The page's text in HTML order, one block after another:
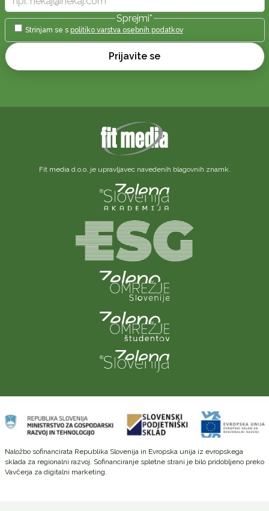
Sprejmi*
Strinjam se s politiko varstva osebnih podatkov
Prijavite se
Fit media d.o.o. je upravljavec navedenih blagovnih znamk.
Naložbo sofinancirata Republika Slovenija in Evropska unija iz evropskega
sklada za regionalni razvoj. Sofinanciranje spletne strani je bilo pridobljeno preko
Vavčerja za digitalni marketing.